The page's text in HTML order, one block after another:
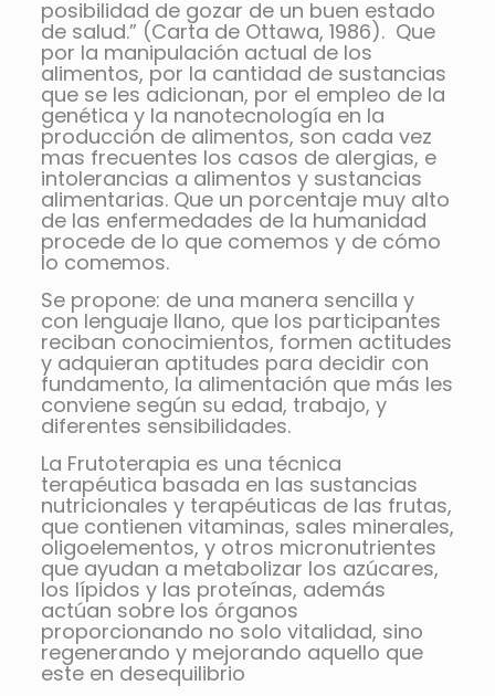
posibilidad de gozar de un buen estado
de salud.” (Carta de Ottawa, 1986). Que
por la manipulación actual de los
alimentos, por la cantidad de sustancias
que se les adicionan, por el empleo de la
genética y la nanotecnología en la
producción de alimentos, son cada vez
mas frecuentes los casos de alergias, e
intolerancias a alimentos y sustancias
alimentarias. Que un porcentaje muy alto
de las enfermedades de la humanidad
procede de lo que comemos y de cómo
lo comemos.
Se propone: de una manera sencilla y
con lenguaje llano, que los participantes
reciban conocimientos, formen actitudes
y adquieran aptitudes para decidir con
fundamento, la alimentación que más les
conviene según su edad, trabajo, y
diferentes sensibilidades.
La Frutoterapia es una técnica
terapéutica basada en las sustancias
nutricionales y terapéuticas de las frutas,
que contienen vitaminas, sales minerales,
oligoelementos, y otros micronutrientes
que ayudan a metabolizar los azúcares,
los lípidos y las proteínas, además
actúan sobre los órganos
proporcionando no solo vitalidad, sino
regenerando y mejorando aquello que
este en desequilibrio